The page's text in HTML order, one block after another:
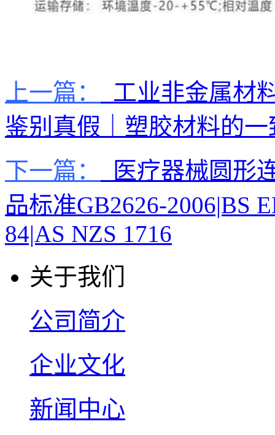
上一篇：
工业非金属材
鉴别真假｜塑胶材料的
下一篇：
医疗器械圆形
品标准GB2626-2006|BS
84|AS NZS 1716
关于我们
公司简介
企业文化
新闻中心